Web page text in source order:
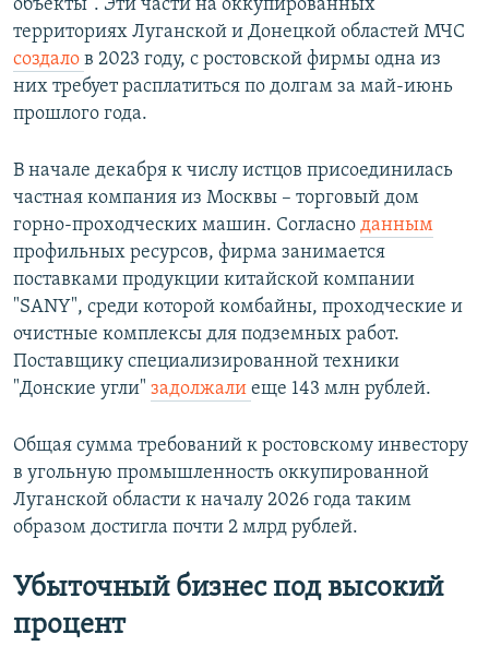
объекты". Эти части на оккупированных
территориях Луганской и Донецкой областей МЧС
создало в 2023 году, с ростовской фирмы одна из
них требует расплатиться по долгам за май-июнь
прошлого года.
В начале декабря к числу истцов присоединилась
частная компания из Москвы – торговый дом
горно-проходческих машин. Согласно данным
профильных ресурсов, фирма занимается
поставками продукции китайской компании
"SANY", среди которой комбайны, проходческие и
очистные комплексы для подземных работ.
Поставщику специализированной техники
"Донские угли" задолжали еще 143 млн рублей.
Общая сумма требований к ростовскому инвестору
в угольную промышленность оккупированной
Луганской области к началу 2026 года таким
образом достигла почти 2 млрд рублей.
Убыточный бизнес под высокий
процент